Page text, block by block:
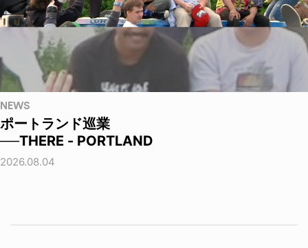
NEWS
ポートランド巡業
──THERE - PORTLAND
2026.08.04